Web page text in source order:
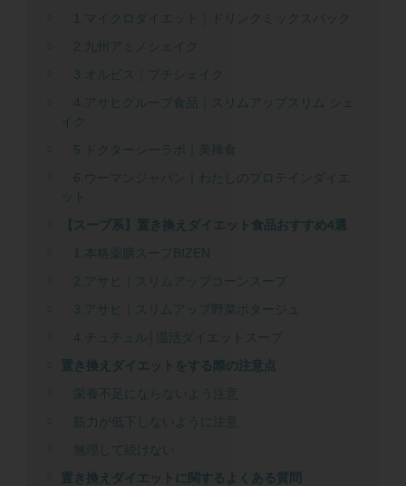
1.マイクロダイエット｜ドリンクミックスパック
2.九州アミノシェイク
3.オルビス｜プチシェイク
4.アサヒグループ食品｜スリムアップスリム シェ
イク
5.ドクターシーラボ｜美禅食
6.ウーマンジャパン｜わたしのプロテインダイエ
ット
【スープ系】置き換えダイエット食品おすすめ4選
1.本格薬膳スープBIZEN
2.アサヒ｜スリムアップコーンスープ
3.アサヒ｜スリムアップ野菜ポタージュ
4.チュチュル│温活ダイエットスープ
置き換えダイエットをする際の注意点
栄養不足にならないよう注意
筋力が低下しないように注意
無理して続けない
置き換えダイエットに関するよくある質問